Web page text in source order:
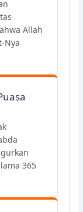
Allah
Nya
365